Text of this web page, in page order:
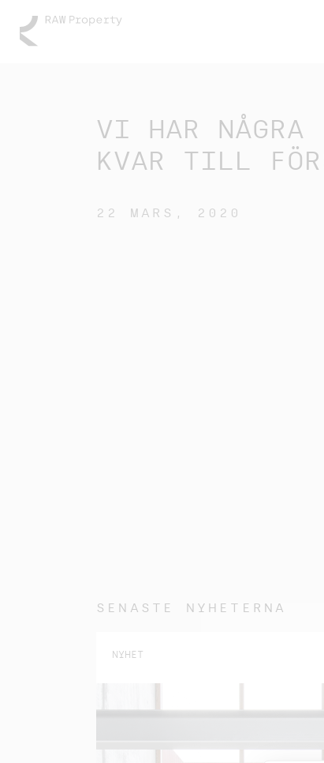
VI HAR NÅGRA
KVAR TILL
22 MARS, 2020
SENASTE NYHETERNA
NYHET